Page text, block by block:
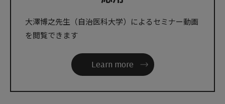
大澤博之先生（自治医科大学）によるセミナー動画
を閲覧できます
Learn more